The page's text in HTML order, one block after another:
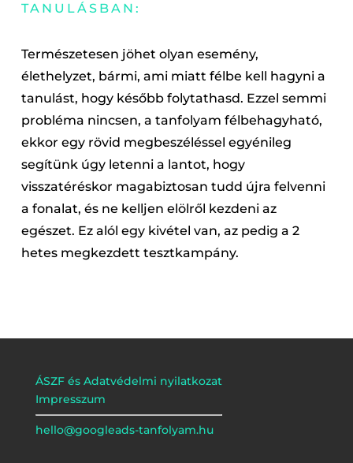
TANULÁSBAN:
Természetesen jöhet olyan esemény,
élethelyzet, bármi, ami miatt félbe kell hagyni a
tanulást, hogy később folytathasd. Ezzel semmi
probléma nincsen, a tanfolyam félbehagyható,
ekkor egy rövid megbeszéléssel egyénileg
segítünk úgy letenni a lantot, hogy
visszatéréskor magabiztosan tudd újra felvenni
a fonalat, és ne kelljen elölről kezdeni az
egészet. Ez alól egy kivétel van, az pedig a 2
hetes megkezdett tesztkampány.
ÁSZF és Adatvédelmi nyilatkozat
Impresszum
hello@googleads-tanfolyam.hu